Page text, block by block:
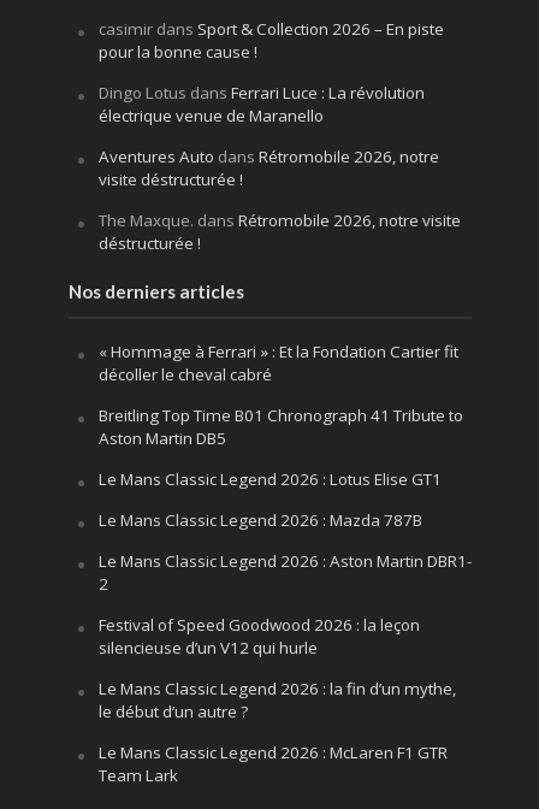
casimirdans Sport & Collection 2026 – En piste
pour la bonne cause !
Dingo Lotus dans Ferrari Luce : La révolution
électrique venue de Maranello
Aventures Auto dans Rétromobile 2026, notre
visite déstructurée !
The Maxque. dans Rétromobile 2026, notre visite
déstructurée !
Nos derniers articles
« Hommage à Ferrari » : Et la Fondation Cartier fit
décoller le cheval cabré
Breitling Top Time B01 Chronograph 41 Tribute to
Aston Martin DB5
Le Mans Classic Legend 2026 : Lotus Elise GT1
Le Mans Classic Legend 2026 : Mazda 787B
Le Mans Classic Legend 2026 : Aston Martin DBR1-
2
Festival of Speed Goodwood 2026 : la leçon
silencieuse d’un V12 qui hurle
Le Mans Classic Legend 2026 : la fin d’un mythe,
le début d’un autre ?
Le Mans Classic Legend 2026 : McLaren F1 GTR
Team Lark